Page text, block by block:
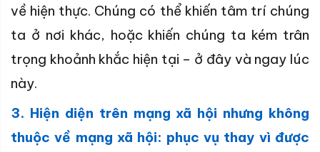
về hiện thực. Chúng có thể khiến tâm trí chúng
ta ở nơi khác, hoặc khiến chúng ta kém trân
trọng khoảnh khắc hiện tại – ở đây và ngay lúc
này.
3. Hiện diện trên mạng xã hội nhưng không
thuộc về mạng xã hội: phục vụ thay vì được